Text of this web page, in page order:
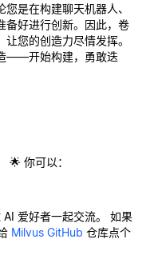
是在构建聊天机器人、
备好进行创新。因此，卷
您的创造力尽情发挥。
——开始构建，勇敢迭
🌟 你可以：
AI 爱好者一起交流。 如果
Milvus GitHub 仓库点个